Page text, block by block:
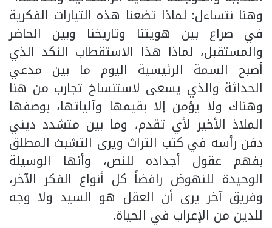
وهنا نتساءل: لماذا تضعنا هذه التيارات الفكرية
في صراع بين هويتنا وتاريخنا وبين الحاضر
والمستقبل، لماذا هذا الاستقطاب النكد الذي
أصبح السمة الرئيسية اليوم ما بين مدعي
الحداثة والذي يسعى لاستنساخ تجارب من هنا
وهناك ولا يؤمن إلا بقيمها وآلياتها، بوصفها
الملاذ الأخير لأي تقدم، وما بين متشدد ديني
دفن رأسه في كتب التراث ويرى التشبث المطلق
بفهم عقول أجداده للنص، وأنها الوسيلة
الوحيدة للنهوض رافضاً كل أنواع الفكر الآخر،
وفريق آخر يرى أن العقل هو السيد ولا وجه
للدين من الإعراب في الحياة.